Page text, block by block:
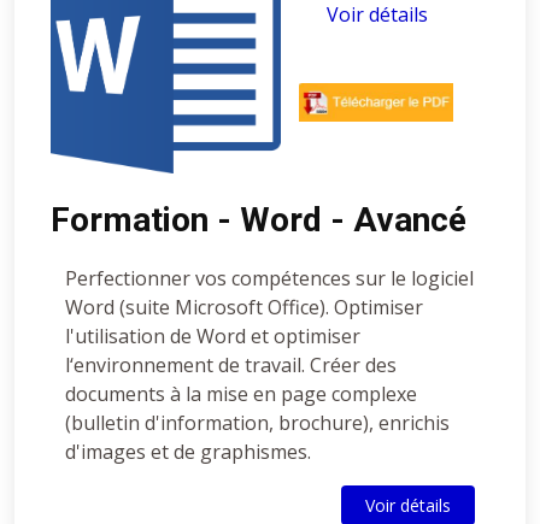
Voir détails
Formation - Word - Avancé
Perfectionner vos compétences sur le logiciel
Word (suite Microsoft Office). Optimiser
l'utilisation de Word et optimiser
l‘environnement de travail. Créer des
documents à la mise en page complexe
(bulletin d'information, brochure), enrichis
d'images et de graphismes.
Voir détails